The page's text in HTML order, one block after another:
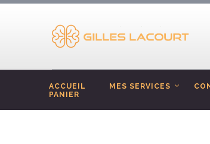
ACCUEIL MES SERVICES
PANIER